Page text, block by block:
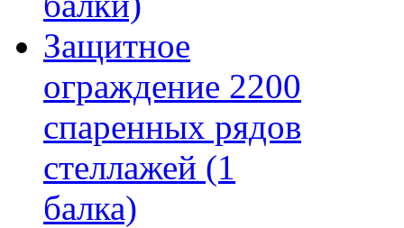
Защитное
ограждение 2200
спаренных рядов
стеллажей (1
балка)